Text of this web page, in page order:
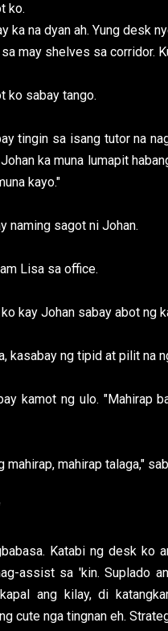
ko.
ka na dyan ah. Yung desk
may shelves sa corridor.
ko sabay tango.
tingin sa isang tutor na
ka muna lumapit
kayo."
naming sagot ni Johan.
Lisa sa office.
kay Johan sabay abot ng
kasabay ng tipid at pilit na
kamot ng ulo. "Mahirap
mahirap, mahirap talaga,"
Katabi ng desk ko
assist sa 'kin. Suplado
ang kilay, di
cute nga tingnan eh.